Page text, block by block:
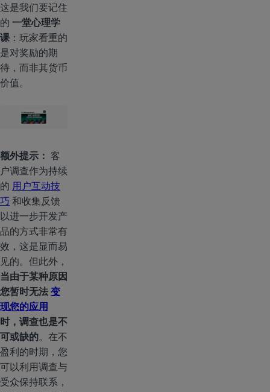
这是我们要记住
的 一堂心理学
课 ：玩家看重的
是对奖励的期
待，而非其货币
价值。
额外提示： 客
户调查作为持续
的 用户互动技
巧 和收集反馈
以进一步开发产
品的方式非常有
效，这是显而易
见的。但此外，
当由于某种原因
您暂时无法变
现您的应用
时，调查也是不
可或缺的。在不
盈利的时期，您
可以利用调查与
受众保持联系，